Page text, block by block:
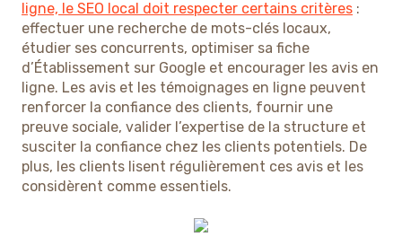
ligne, le SEO local doit respecter certains critères :
effectuer une recherche de mots-clés locaux,
étudier ses concurrents, optimiser sa fiche
d’Établissement sur Google et encourager les avis en
ligne. Les avis et les témoignages en ligne peuvent
renforcer la confiance des clients, fournir une
preuve sociale, valider l’expertise de la structure et
susciter la confiance chez les clients potentiels. De
plus, les clients lisent régulièrement ces avis et les
considèrent comme essentiels.